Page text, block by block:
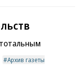
Архив газеты